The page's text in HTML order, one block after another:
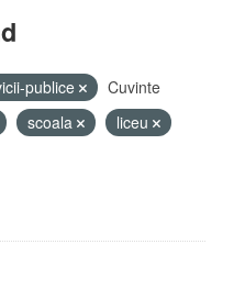
publice
Cuvinte
scoala
liceu